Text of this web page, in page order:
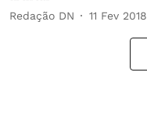
Redação DN 11 Fev 2018